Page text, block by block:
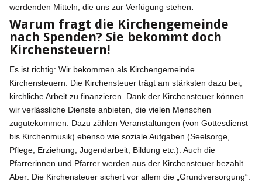
werdenden Mitteln, die uns zur Verfügung stehen.
Warum fragt die Kirchengemeinde
nach Spenden? Sie bekommt doch
Kirchensteuern!
Es ist richtig: Wir bekommen als Kirchengemeinde
Kirchensteuern. Die Kirchensteuer trägt am stärksten dazu bei,
kirchliche Arbeit zu finanzieren. Dank der Kirchensteuer können
wir verlässliche Dienste anbieten, die vielen Menschen
zugutekommen. Dazu zählen Veranstaltungen (von Gottesdienst
bis Kirchenmusik) ebenso wie soziale Aufgaben (Seelsorge,
Pflege, Erziehung, Jugendarbeit, Bildung etc.). Auch die
Pfarrerinnen und Pfarrer werden aus der Kirchensteuer bezahlt.
Aber: Die Kirchensteuer sichert vor allem die „Grundversorgung“.